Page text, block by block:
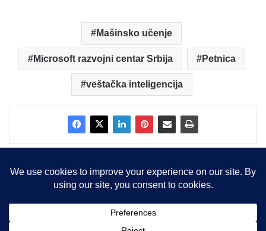
Mašinsko učenje
Microsoft razvojni centar Srbija Petnica
veštačka inteligencija
Copyright © 2015-2025, Sva prava zadržana | LBS Team d.o.o.
Facebook
X LinkedIn